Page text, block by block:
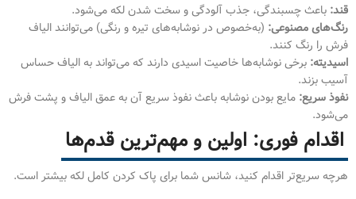
قند: باعث چسبندگی، جذب آلودگی و سخت شدن لکه می‌شود.
رنگ‌های مصنوعی: (به‌خصوص در نوشابه‌های تیره و رنگی) می‌توانند الیاف
فرش را رنگ کنند.
اسیدیته: برخی نوشابه‌ها خاصیت اسیدی دارند که می‌تواند به الیاف حساس
آسیب بزند.
نفوذ سریع: مایع بودن نوشابه باعث نفوذ سریع آن به عمق الیاف و پشت فرش
می‌شود.
اقدام فوری: اولین و مهم‌ترین قدم‌ها
هرچه سریع‌تر اقدام کنید، شانس شما برای پاک کردن کامل لکه بیشتر است.